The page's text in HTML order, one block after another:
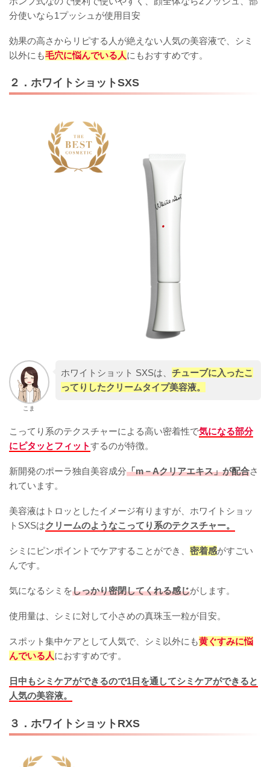
分使いなら1プッシュが使用目安
効果の高さからリピする人が絶えない人気の美容液で、シミ
以外にも毛穴に悩んでいる人にもおすすめです。
２．ホワイトショットSXS
こま
ホワイトショット SXSは、 チューブに入ったこ
ってりしたクリームタイプ美容液。
こってり系のテクスチャーによる高い密着性で気になる部分
にピタッとフィットするのが特徴。
新開発のポーラ独自美容成分「m－Aクリアエキス」が配合さ
れています。
美容液はトロッとしたイメージ有りますが、ホワイトショッ
トSXSはクリームのようなこってり系のテクスチャー。
シミにピンポイントでケアすることができ、 密着感がすごい
んです。
気になるシミをしっかり密閉してくれる感じがします。
使用量は、シミに対して小さめの真珠玉一粒が目安。
スポット集中ケアとして人気で、シミ以外にも黄ぐすみに悩
んでいる人におすすめです。
日中もシミケアができるので1日を通してシミケアができると
人気の美容液。
３．ホワイトショットRXS